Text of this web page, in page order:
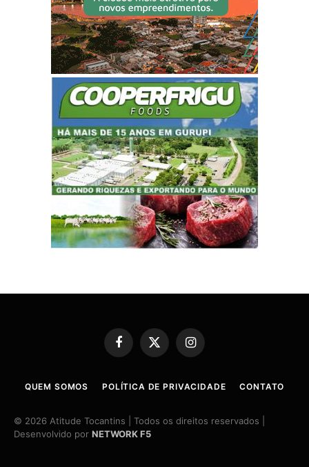
Facebook
X
Instagram
QUEM SOMOS POLÍTICA DE PRIVACIDADE CONTATO
© 2026 Atitude Tocantins | Todos os direitos reservados |
Desenvolvido por NETWORK F5